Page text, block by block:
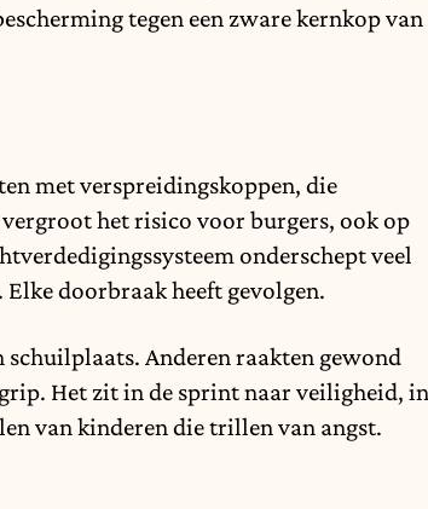
tegen een zware kernkop van
met verspreidingskoppen, die
het risico voor burgers, ook op
onderschept veel
doorbraak heeft gevolgen.
Anderen raakten gewond
Het zit in de sprint naar veiligheid, in
van kinderen die trillen van angst.